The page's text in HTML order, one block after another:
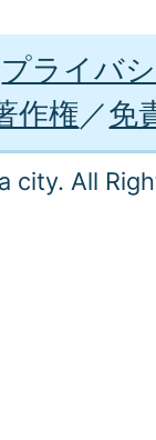
プライバ
作権 免
city. All